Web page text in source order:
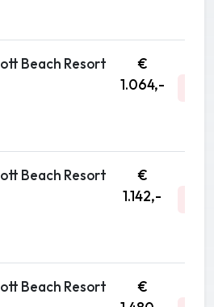
Beach Resort
€
1.064,-
Beach Resort
€
1.142,-
Beach Resort
€